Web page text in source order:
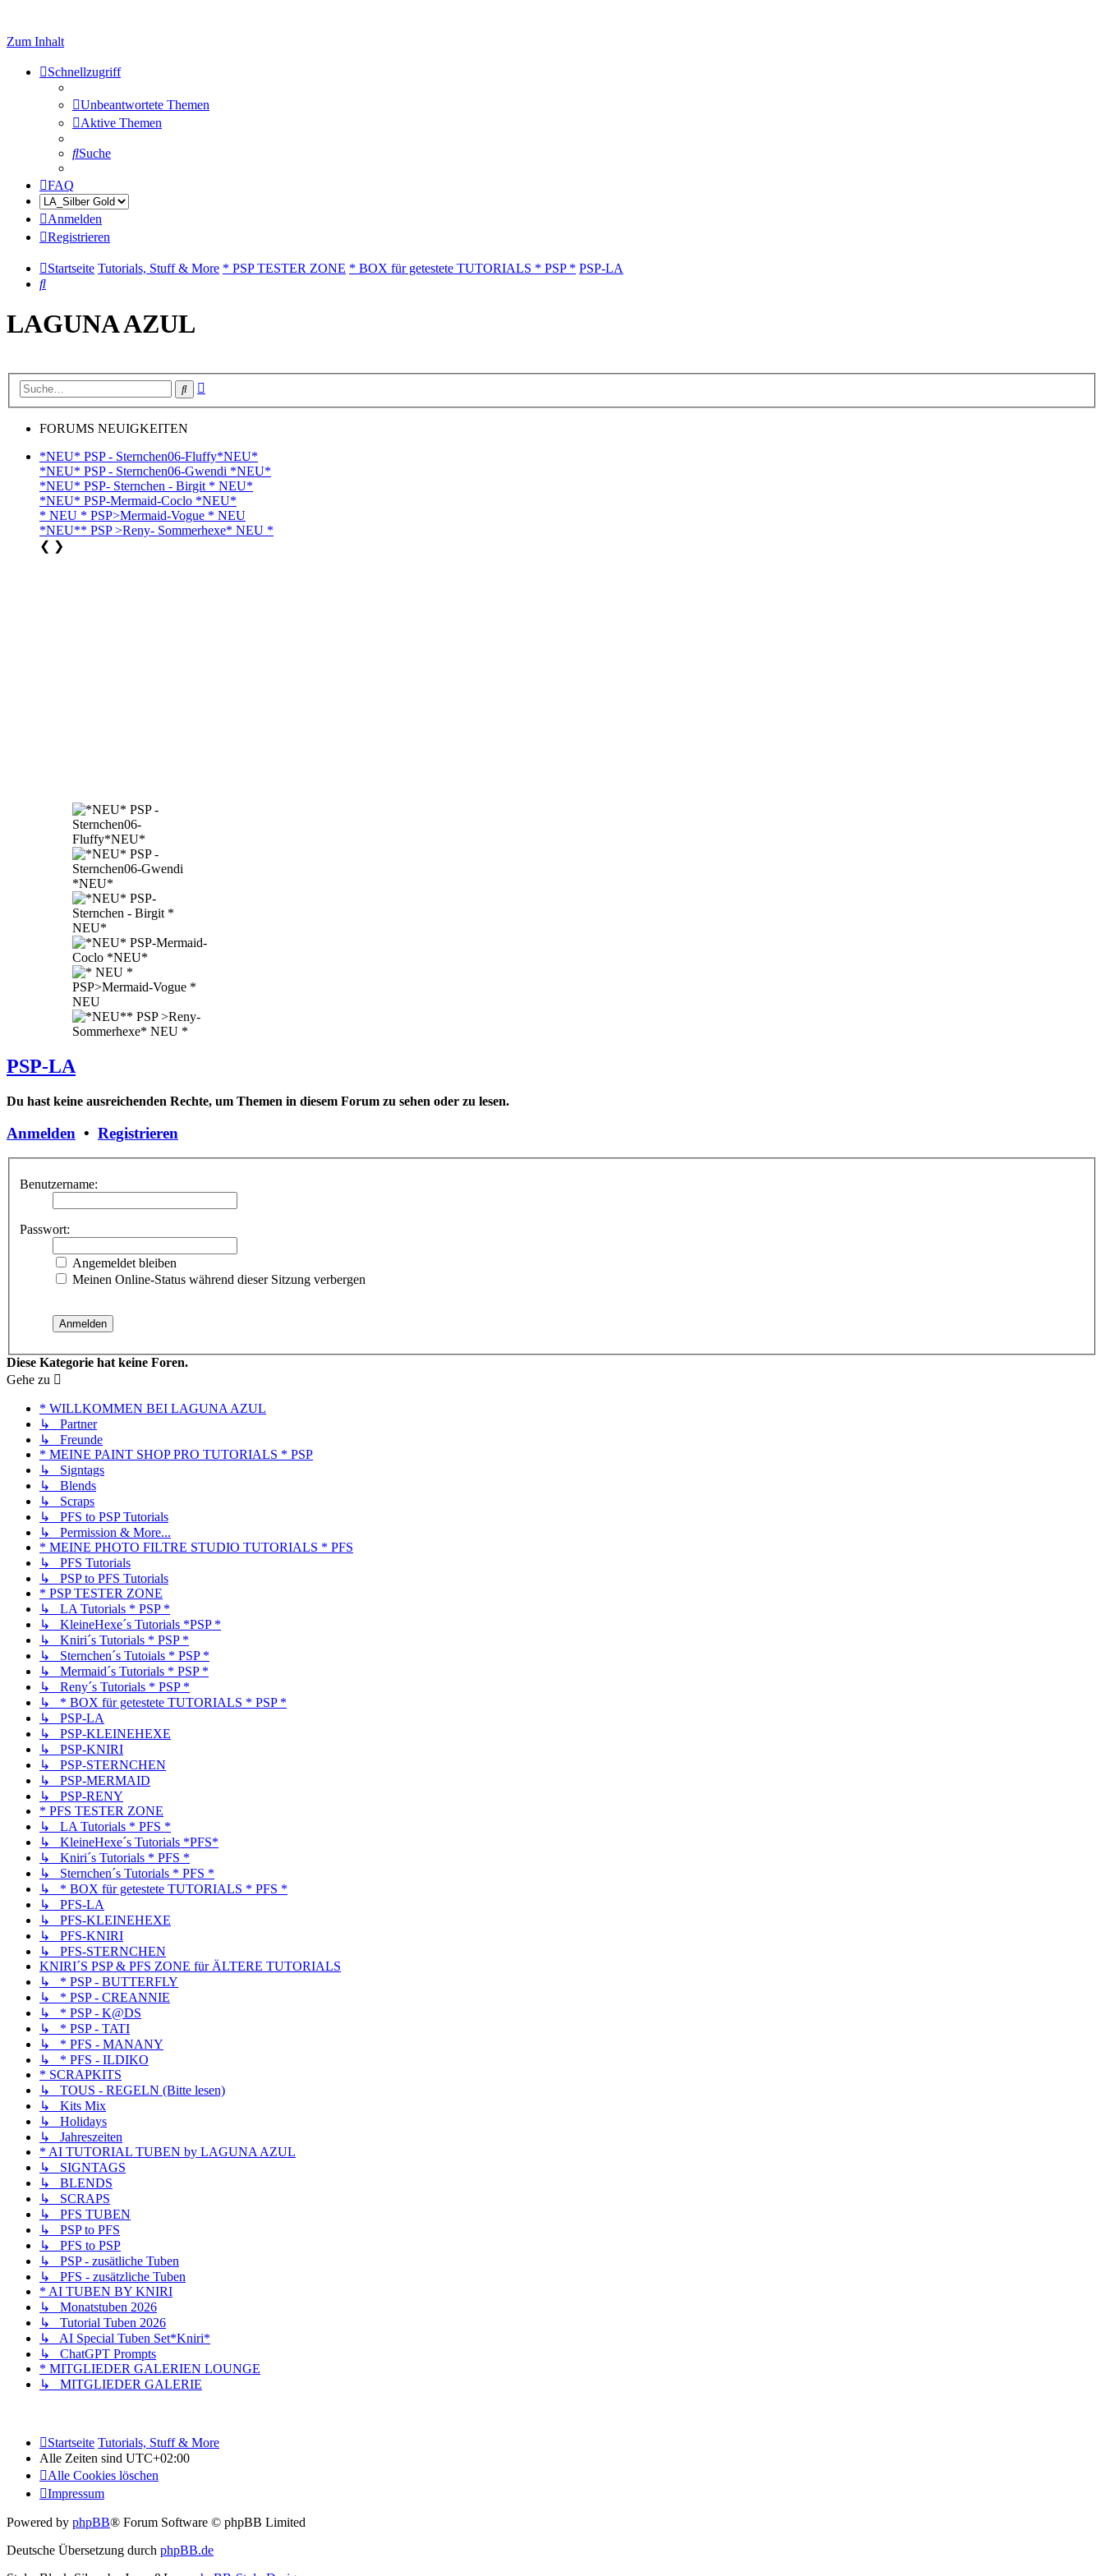
Zum Inhalt
Schnellzugriff
Unbeantwortete Themen
Aktive Themen
Suche
FAQ
Anmelden
Registrieren
Startseite Tutorials, Stuff & More * PSP TESTER ZONE * BOX für getestete TUTORIALS * PSP * PSP-LA
Suche
LAGUNA AZUL
Suche
FORUMS NEUIGKEITEN
*NEU* PSP - Sternchen06-Fluffy*NEU*
*NEU* PSP - Sternchen06-Gwendi *NEU*
*NEU* PSP- Sternchen - Birgit * NEU*
*NEU* PSP-Mermaid-Coclo *NEU*
* NEU * PSP>Mermaid-Vogue * NEU
*NEU** PSP >Reny- Sommerhexe* NEU *
❮ ❯
PSP-LA
Du hast keine ausreichenden Rechte, um Themen in diesem Forum zu sehen oder zu lesen.
Anmelden • Registrieren
Benutzername:
Passwort:
Angemeldet bleiben
Meinen Online-Status während dieser Sitzung verbergen
Diese Kategorie hat keine Foren.
Gehe zu
* WILLKOMMEN BEI LAGUNA AZUL
↳ Partner
↳ Freunde
* MEINE PAINT SHOP PRO TUTORIALS * PSP
↳ Signtags
↳ Blends
↳ Scraps
↳ PFS to PSP Tutorials
↳ Permission & More...
* MEINE PHOTO FILTRE STUDIO TUTORIALS * PFS
↳ PFS Tutorials
↳ PSP to PFS Tutorials
* PSP TESTER ZONE
↳ LA Tutorials * PSP *
↳ KleineHexe´s Tutorials *PSP *
↳ Kniri´s Tutorials * PSP *
↳ Sternchen´s Tutoials * PSP *
↳ Mermaid´s Tutorials * PSP *
↳ Reny´s Tutorials * PSP *
↳ * BOX für getestete TUTORIALS * PSP *
↳ PSP-LA
↳ PSP-KLEINEHEXE
↳ PSP-KNIRI
↳ PSP-STERNCHEN
↳ PSP-MERMAID
↳ PSP-RENY
* PFS TESTER ZONE
↳ LA Tutorials * PFS *
↳ KleineHexe´s Tutorials *PFS*
↳ Kniri´s Tutorials * PFS *
↳ Sternchen´s Tutorials * PFS *
↳ * BOX für getestete TUTORIALS * PFS *
↳ PFS-LA
↳ PFS-KLEINEHEXE
↳ PFS-KNIRI
↳ PFS-STERNCHEN
KNIRI´S PSP & PFS ZONE für ÄLTERE TUTORIALS
↳ * PSP - BUTTERFLY
↳ * PSP - CREANNIE
↳ * PSP - K@DS
↳ * PSP - TATI
↳ * PFS - MANANY
↳ * PFS - ILDIKO
* SCRAPKITS
↳ TOUS - REGELN (Bitte lesen)
↳ Kits Mix
↳ Holidays
↳ Jahreszeiten
* AI TUTORIAL TUBEN by LAGUNA AZUL
↳ SIGNTAGS
↳ BLENDS
↳ SCRAPS
↳ PFS TUBEN
↳ PSP to PFS
↳ PFS to PSP
↳ PSP - zusätliche Tuben
↳ PFS - zusätzliche Tuben
* AI TUBEN BY KNIRI
↳ Monatstuben 2026
↳ Tutorial Tuben 2026
↳ AI Special Tuben Set*Kniri*
↳ ChatGPT Prompts
* MITGLIEDER GALERIEN LOUNGE
↳ MITGLIEDER GALERIE
Startseite Tutorials, Stuff & More
Alle Zeiten sind UTC+02:00
Alle Cookies löschen
Impressum
Powered by phpBB® Forum Software © phpBB Limited
Deutsche Übersetzung durch phpBB.de